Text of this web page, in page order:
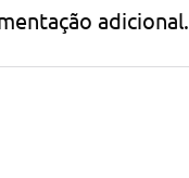
adicional.